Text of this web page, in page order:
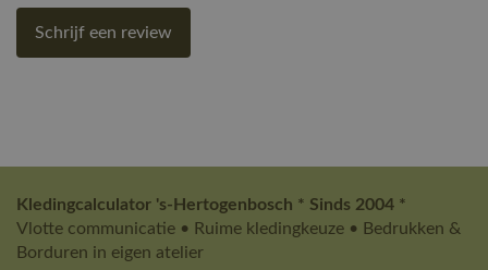
Schrijf een review
Kledingcalculator 's-Hertogenbosch * Sinds 2004 *
Vlotte communicatie • Ruime kledingkeuze • Bedrukken &
Borduren in eigen atelier